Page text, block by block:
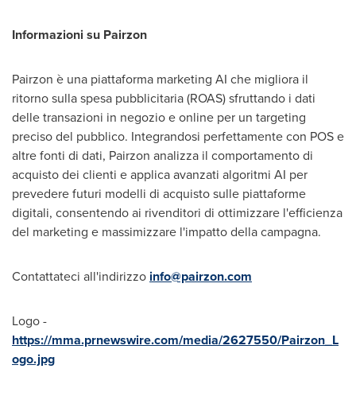
Informazioni su Pairzon
Pairzon è una piattaforma marketing AI che migliora il
ritorno sulla spesa pubblicitaria (ROAS) sfruttando i dati
delle transazioni in negozio e online per un targeting
preciso del pubblico. Integrandosi perfettamente con POS e
altre fonti di dati, Pairzon analizza il comportamento di
acquisto dei clienti e applica avanzati algoritmi AI per
prevedere futuri modelli di acquisto sulle piattaforme
digitali, consentendo ai rivenditori di ottimizzare l'efficienza
del marketing e massimizzare l'impatto della campagna.
Contattateci all'indirizzo info@pairzon.com
Logo -
https://mma.prnewswire.com/media/2627550/Pairzon_L
ogo.jpg